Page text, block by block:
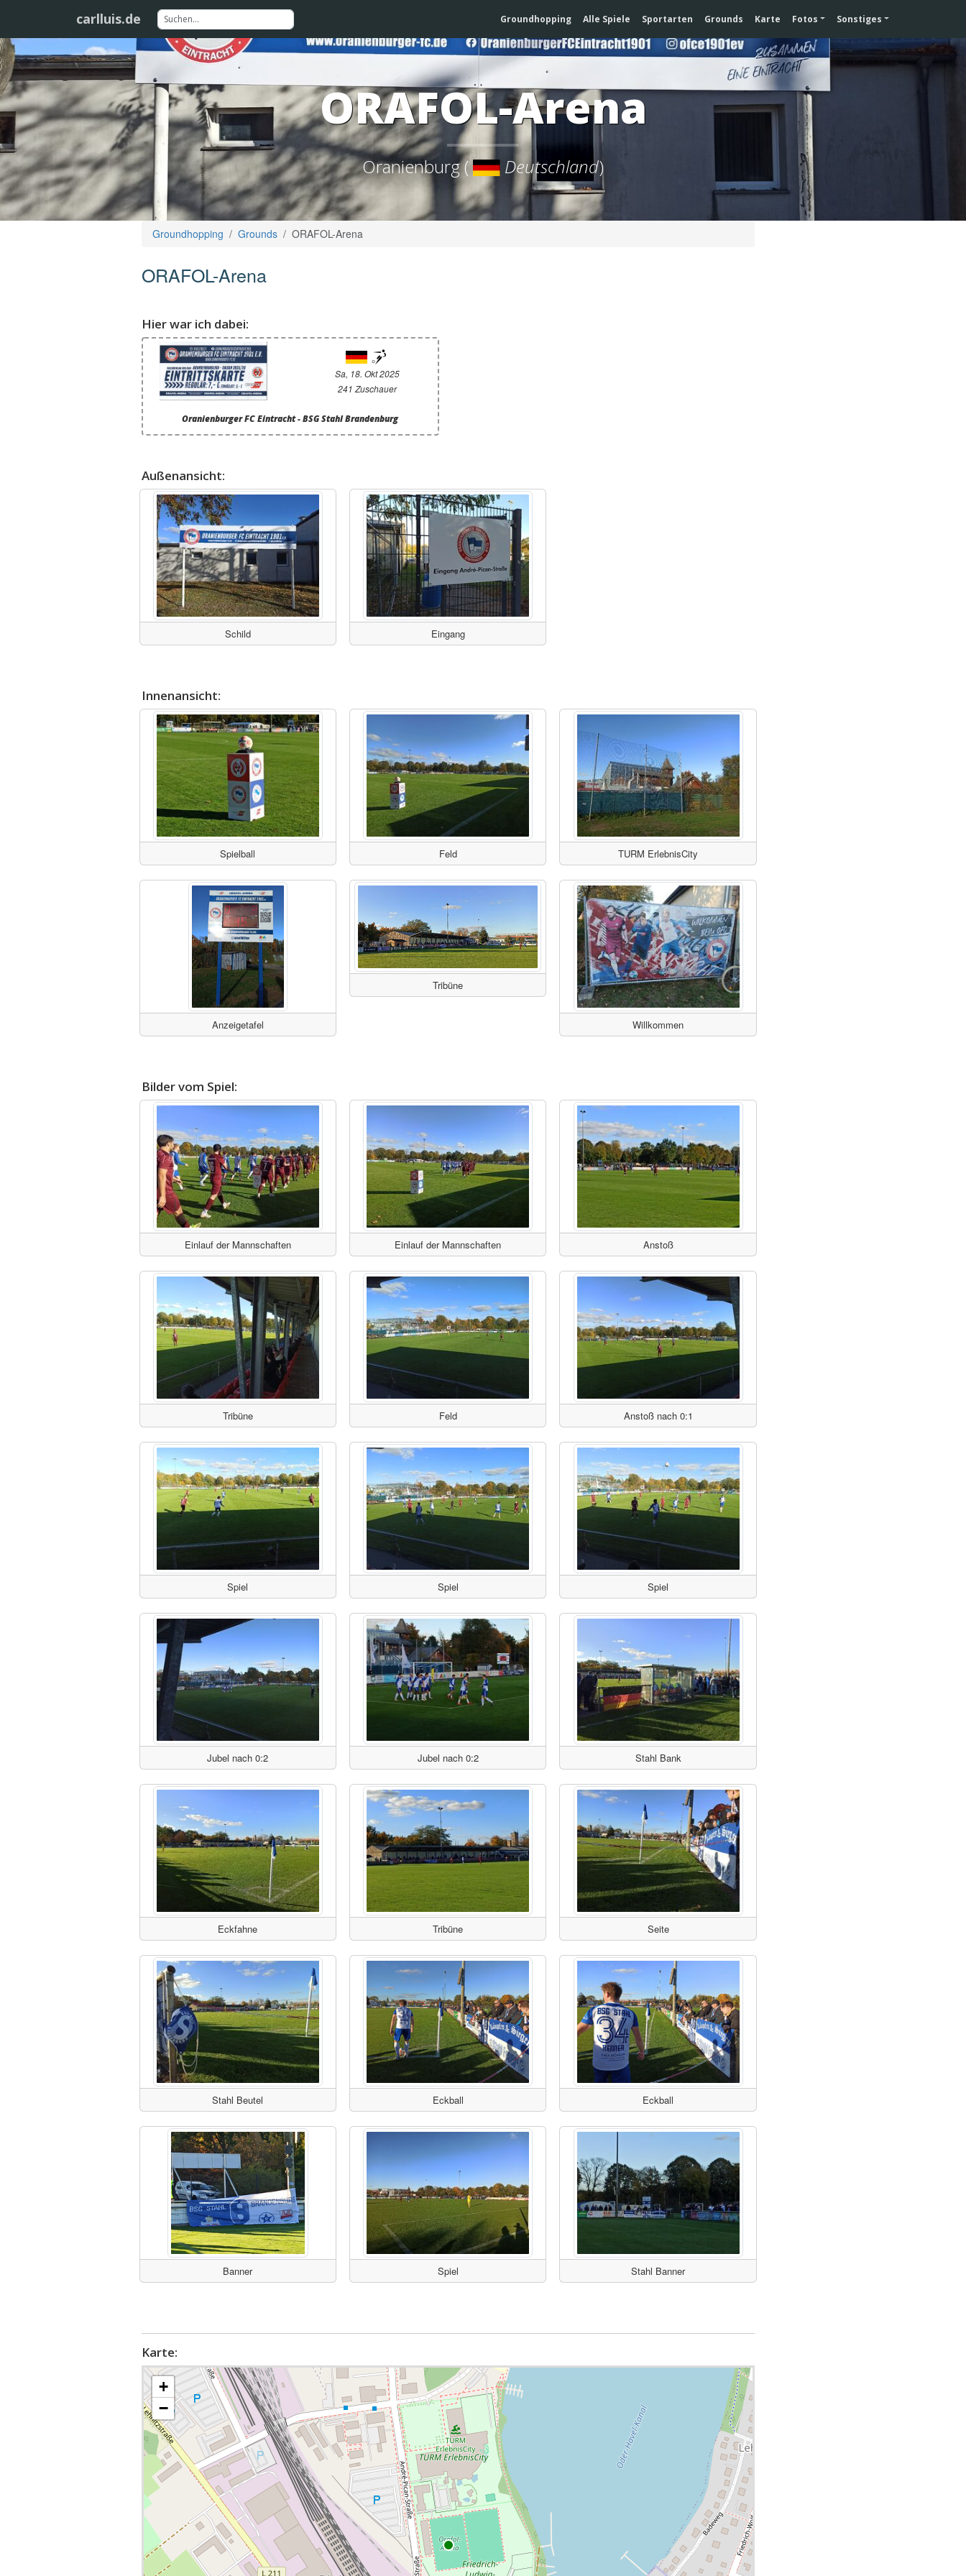
carlluis.de Groundhopping Alle Spiele Sportarten Grounds Karte Fotos Sonstiges
ORAFOL-Arena
Oranienburg ( Deutschland)
Groundhopping Grounds ORAFOL-Arena
ORAFOL-Arena
Hier war ich dabei:
Sa, 18. Okt 2025
241 Zuschauer
Oranienburger FC Eintracht - BSG Stahl Brandenburg
Außenansicht:
Schild Eingang
Innenansicht:
Spielball Feld TURM ErlebnisCity
Anzeigetafel
Tribüne
Willkommen
Bilder vom Spiel:
Einlauf der Mannschaften Einlauf der Mannschaften Anstoß
Tribüne Feld Anstoß nach 0:1
Spiel Spiel Spiel
Jubel nach 0:2 Jubel nach 0:2 Stahl Bank
Eckfahne Tribüne Seite
Stahl Beutel Eckball Eckball
Banner Spiel Stahl Banner
Karte:
+
−